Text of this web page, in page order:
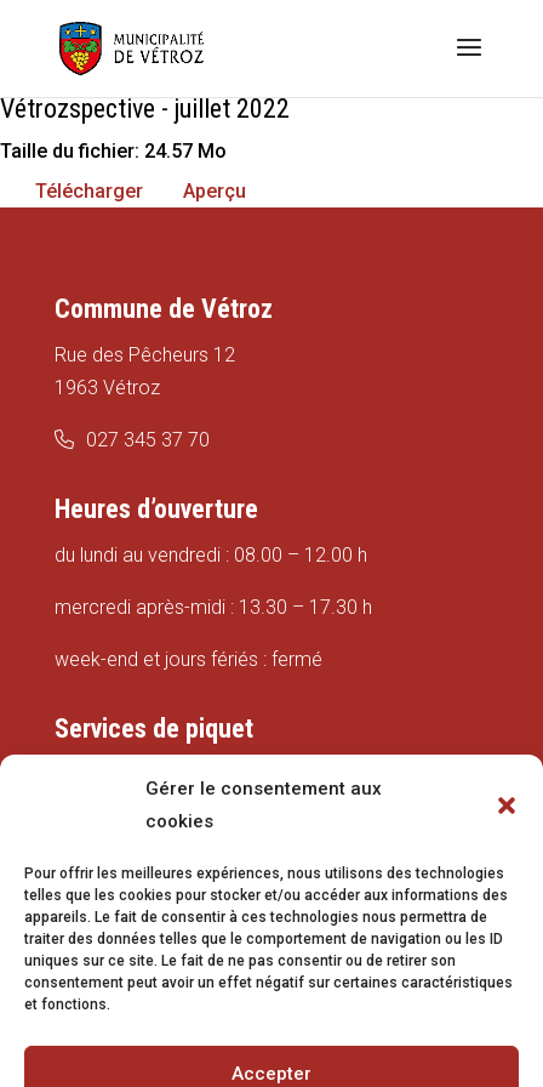
Gérer le consentement aux
cookies
Pour offrir les meilleures expériences, nous utilisons des technologies
telles que les cookies pour stocker et/ou accéder aux informations des
appareils. Le fait de consentir à ces technologies nous permettra de
traiter des données telles que le comportement de navigation ou les ID
uniques sur ce site. Le fait de ne pas consentir ou de retirer son
consentement peut avoir un effet négatif sur certaines caractéristiques
et fonctions.
Accepter
Vétrozspective - juillet 2022
Taille du fichier: 24.57 Mo
Télécharger
Aperçu
Commune de Vétroz
Rue des Pêcheurs 12
1963 Vétroz
027 345 37 70
Heures d’ouverture
du lundi au vendredi : 08.00 – 12.00 h
mercredi après-midi : 13.30 – 17.30 h
week-end et jours fériés : fermé
Services de piquet
079 337 66 42
eaux@vetroz.ch
Travaux publics
079 213 92 08